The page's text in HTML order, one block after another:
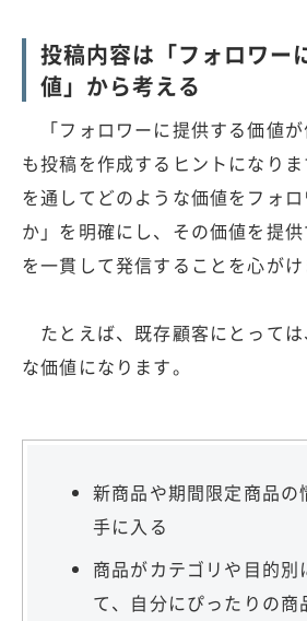
投稿内容は「フォロワー
値」から考える
「フォロワーに提供する価値
も投稿を作成するヒントになり
を通してどのような価値をフォ
か」を明確にし、その価値を提
を一貫して発信することを心がけ
たとえば、既存顧客にとって
な価値になります。
新商品や期間限定商品の
手に入る
商品がカテゴリや目的別
て、自分にぴったりの商